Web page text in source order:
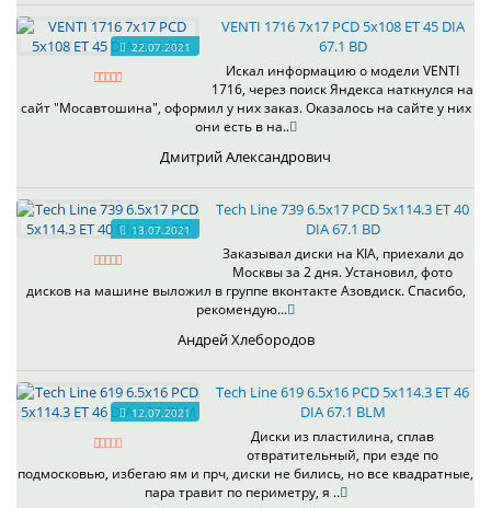
22.07.2021
VENTI 1716 7x17 PCD 5x108 ET 45 DIA
67.1 BD
Искал информацию о модели VENTI
1716, через поиск Яндекса наткнулся на
сайт "Мосавтошина", оформил у них заказ. Оказалось на сайте у них
они есть в на..
Дмитрий Александрович
13.07.2021
Tech Line 739 6.5x17 PCD 5x114.3 ET 40
DIA 67.1 BD
Заказывал диски на KIA, приехали до
Москвы за 2 дня. Установил, фото
дисков на машине выложил в группе вконтакте Азовдиск. Спасибо,
рекомендую...
Андрей Хлебородов
12.07.2021
Tech Line 619 6.5x16 PCD 5x114.3 ET 46
DIA 67.1 BLM
Диски из пластилина, сплав
отвратительный, при езде по
подмосковью, избегаю ям и прч, диски не бились, но все квадратные,
пара травит по периметру, я ..